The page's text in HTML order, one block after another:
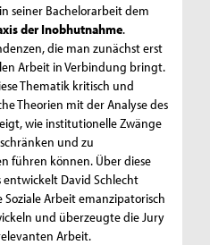
seiner Bachelorarbeit dem
der Inobhutnahme.
die man zunächst erst
Arbeit in Verbindung bringt.
Thematik kritisch und
Theorien mit der Analyse des
wie institutionelle Zwänge
und zu
führen können. Über diese
David Schlecht
Arbeit emanzipatorisch
und überzeugte die Jury
Arbeit.